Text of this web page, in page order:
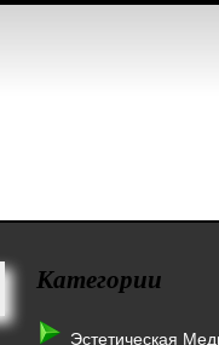
Категории
Эстетическая